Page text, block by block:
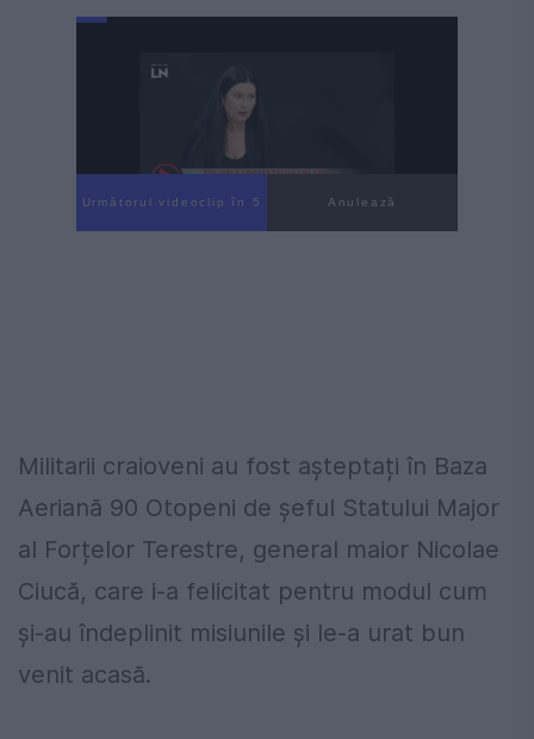
Următorul videoclip în 4 Anulează
Militarii craioveni au fost așteptați în Baza
Aeriană 90 Otopeni de șeful Statului Major
al Forțelor Terestre, general maior Nicolae
Ciucă, care i-a felicitat pentru modul cum
și-au îndeplinit misiunile și le-a urat bun
venit acasă.